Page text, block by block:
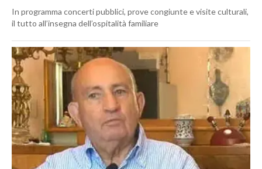
In programma concerti pubblici, prove congiunte e visite culturali,
il tutto all’insegna dell’ospitalità familiare